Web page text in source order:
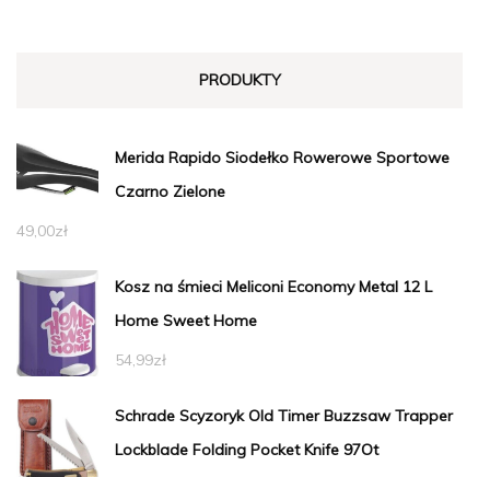
PRODUKTY
Merida Rapido Siodełko Rowerowe Sportowe
Czarno Zielone
49,00zł
Kosz na śmieci Meliconi Economy Metal 12 L
Home Sweet Home
54,99zł
Schrade Scyzoryk Old Timer Buzzsaw Trapper
Lockblade Folding Pocket Knife 97Ot